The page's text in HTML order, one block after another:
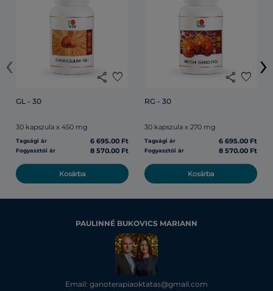
share favorite
GL - 30
30 kapszula x 450 mg
Tagsági ár 6 695.00 Ft
Fogyasztói ár 8 570.00 Ft
Kosárba
share favorite
RG - 30
30 kapszula x 270 mg
Tagsági ár 6 695.00 Ft
Fogyasztói ár 8 570.00 Ft
Kosárba
‹ ›
PAULINNÉ BUKOVICS MARIANN
Email: ganoterapiaoktatas@gmail.com